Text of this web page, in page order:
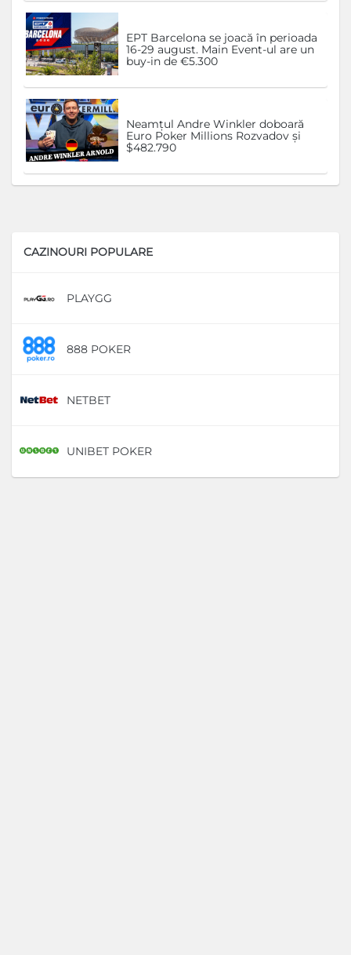
EPT Barcelona se joacă în perioada
16-29 august. Main Event-ul are un
buy-in de €5.300
Neamțul Andre Winkler doboară
Euro Poker Millions Rozvadov și
$482.790
CAZINOURI POPULARE
PLAYGG
888 POKER
NETBET
UNIBET POKER